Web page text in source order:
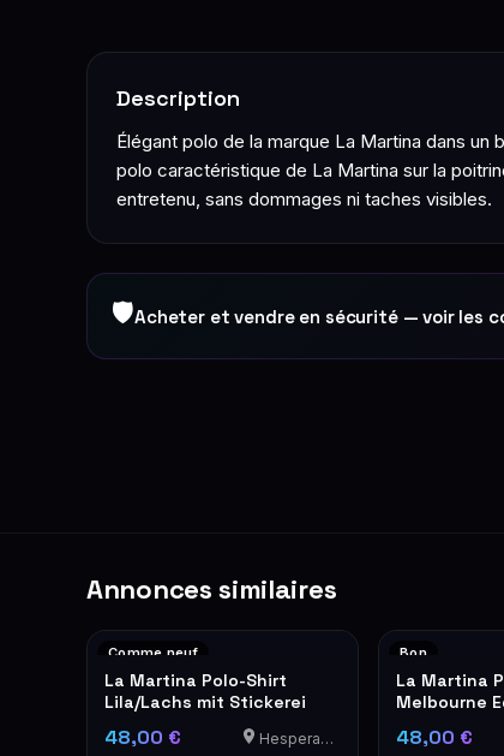
Description
Élégant polo de la marque La Martina dans
polo caractéristique de La Martina sur la
entretenu, sans dommages ni taches visibles.
🛡Acheter et vendre en sécurité — voir les
Annonces similaires
Comme neuf
La Martina Polo-Shirt
Lila/Lachs mit Stickerei
48,00 € Hesperange
Bon
La Martina
Melbourne
48,00 €